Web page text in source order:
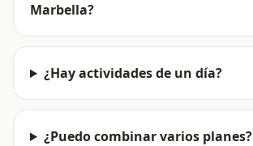
Marbella?
¿Hay actividades de un día?
¿Puedo combinar varios planes?